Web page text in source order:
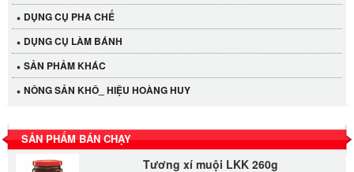
DỤNG CỤ PHA CHẾ
DỤNG CỤ LÀM BÁNH
SẢN PHẢM KHÁC
NÔNG SẢN KHÔ_ HIỆU HOÀNG HUY
SẢN PHẨM BÁN CHẠY
Cần Tây Đà Lạt
40.000 VND
LỐC 12 HỦ Tương xí muội LKK 260g
Tương xí muội LKK 260g